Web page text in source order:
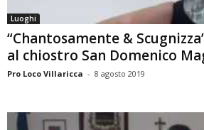
Luoghi
“Chantosamente &
al chiostro San Domenico
Pro Loco Villaricca - 8 agosto 2019